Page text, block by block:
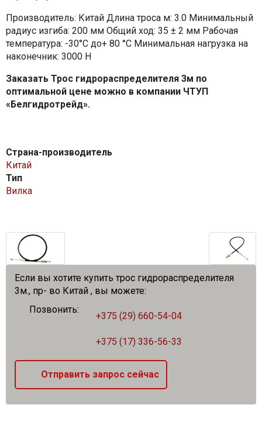
Производитель: Китай Длина троса м: 3.0 Минимальный
радиус изгиба: 200 мм Общий ход: 35 ± 2 мм Рабочая
температура: -30°C до+ 80 °C Минимальная нагрузка на
наконечник: 3000 Н
Заказать Трос гидрораспределителя 3м по
оптимальной цене можно в компании ЧТУП
«Белгидротрейд».
Страна-производитель
Китай
Тип
Вилка
Если вы хотите купить трос гидрораспределителя
3м., пр- во Китай , вы можете:
Позвонить:
+375 (29) 660-54-04
+375 (17) 336-56-33
Отправить запрос сейчас